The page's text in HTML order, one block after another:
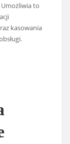
Umożliwia to
kasowania